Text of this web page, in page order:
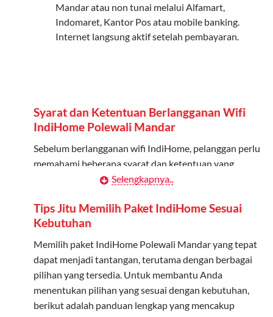
Kuota ini dapat digunakan secara bersama-sama oleh
Admin (pelanggan utama) dan anggota yang terdaftar.
Berlaku Nasional
untuk jaringan 2G, 3G, dan 4G.
Tidak Berlaku untuk Roaming
Kuota ini hanya bisa digunakan di dalam negeri.
Cara Menggunakan Kuota Keluarga
Daftarkan Anggota: Admin dapat mendaftarkan anggota
melalui aplikasi MyTelkomsel atau website Telkomsel One.
Bagikan Kuota: Setelah terdaftar, anggota bisa langsung
menggunakan kuota keluarga.
Mandar atau non tunai melalui Alfamart,
Indomaret, Kantor Pos atau mobile banking.
Internet langsung aktif setelah pembayaran.
Syarat dan Ketentuan Berlangganan Wifi
IndiHome Polewali Mandar
Sebelum berlangganan wifi IndiHome, pelanggan perlu
memahami beberapa syarat dan ketentuan yang
Kontrak Berlangganan
Pelanggan harus menandatangani Kontrak
Berlangganan yang mencakup data pelanggan, jenis
layanan indihome Polewali Mandar yang dipilih, serta
syarat dan ketentuan yang berlaku. Kontrak ini dapat
diubah atau ditambah sesuai kebutuhan.
Selengkapnya..
Tips Jitu Memilih Paket IndiHome Sesuai
Kebutuhan
Memilih paket IndiHome Polewali Mandar yang tepat
dapat menjadi tantangan, terutama dengan berbagai
pilihan yang tersedia. Untuk membantu Anda
menentukan pilihan yang sesuai dengan kebutuhan,
berikut adalah panduan lengkap yang mencakup